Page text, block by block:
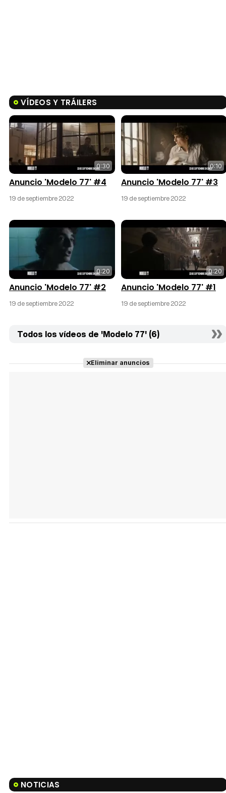
VÍDEOS Y TRÁILERS
0:30
Anuncio 'Modelo 77' #4
19 de septiembre 2022
0:10
Anuncio 'Modelo 77' #3
19 de septiembre 2022
0:20
Anuncio 'Modelo 77' #2
19 de septiembre 2022
0:20
Anuncio 'Modelo 77' #1
19 de septiembre 2022
Todos los vídeos de 'Modelo 77' (6)
Eliminar anuncios
NOTICIAS